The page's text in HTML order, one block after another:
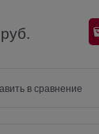
руб.
в сравнение